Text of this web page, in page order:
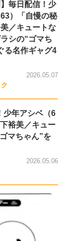
】毎日配信！少
）「自慢の秘
／キュートな
シの“ゴマち
る名作ギャグ4
2026.05.07
少年アシベ（6
裕美／キュー
マちゃん”を
2026.05.06